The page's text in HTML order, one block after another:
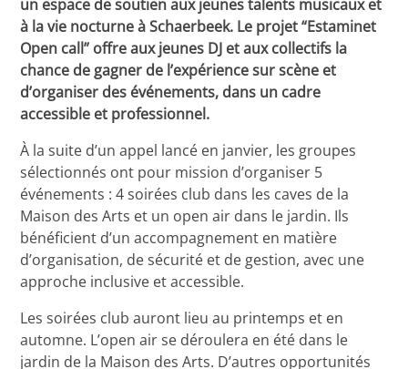
un espace de soutien aux jeunes talents musicaux et
à la vie nocturne à Schaerbeek. Le projet “Estaminet
Open call” offre aux jeunes DJ et aux collectifs la
chance de gagner de l’expérience sur scène et
d’organiser des événements, dans un cadre
accessible et professionnel.
À la suite d’un appel lancé en janvier, les groupes
sélectionnés ont pour mission d’organiser 5
événements : 4 soirées club dans les caves de la
Maison des Arts et un open air dans le jardin. Ils
bénéficient d’un accompagnement en matière
d’organisation, de sécurité et de gestion, avec une
approche inclusive et accessible.
Les soirées club auront lieu au printemps et en
automne. L’open air se déroulera en été dans le
jardin de la Maison des Arts. D’autres opportunités